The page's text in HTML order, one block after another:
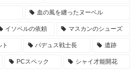
血の風を纏ったヌーベル
イソベルの依頼 マスカンのシューズ
パデュス戦士長 遺跡
PCスペック シャイ才能開花